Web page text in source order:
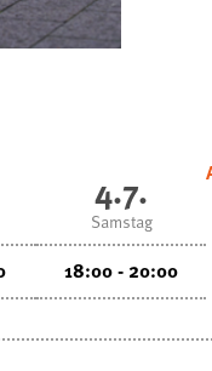
4.7.
Samstag
18:00 - 20:00